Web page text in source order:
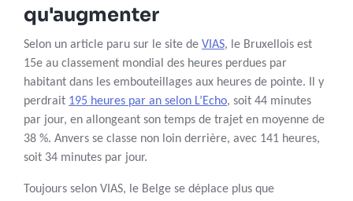
qu'augmenter
Selon un article paru sur le site de VIAS, le Bruxellois est
15e au classement mondial des heures perdues par
habitant dans les embouteillages aux heures de pointe. Il y
perdrait 195 heures par an selon L’Echo, soit 44 minutes
par jour, en allongeant son temps de trajet en moyenne de
38 %. Anvers se classe non loin derrière, avec 141 heures,
soit 34 minutes par jour.
Toujours selon VIAS, le Belge se déplace plus que